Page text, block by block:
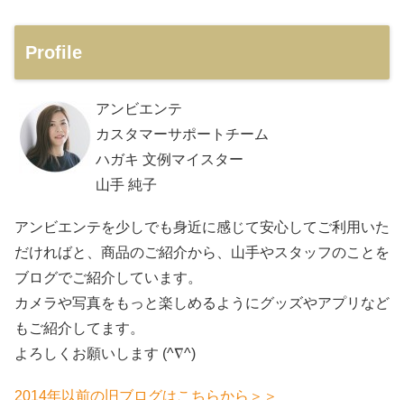
Profile
アンビエンテ
カスタマーサポートチーム
ハガキ 文例マイスター
山手 純子
アンビエンテを少しでも身近に感じて安心してご利用いた
だければと、商品のご紹介から、山手やスタッフのことを
ブログでご紹介しています。
カメラや写真をもっと楽しめるようにグッズやアプリなど
もご紹介してます。
よろしくお願いします (^∇^)
2014年以前の旧ブログはこちらから＞＞